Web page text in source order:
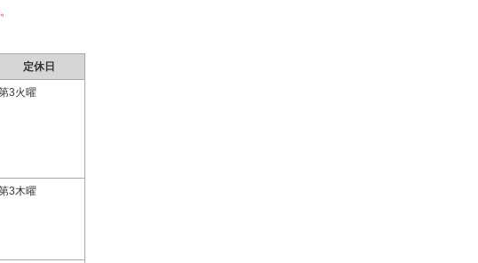
定休日
3火曜
3木曜